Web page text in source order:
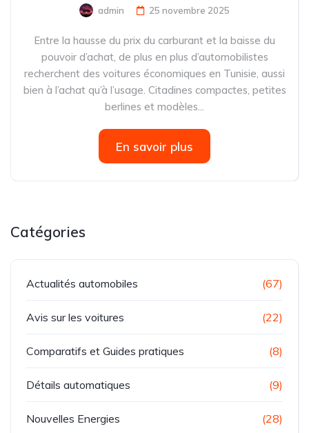
admin 25 novembre 2025
Entre la hausse du prix du carburant et la baisse du
pouvoir d’achat, de plus en plus d’automobilistes
recherchent des voitures économiques en Tunisie, aussi
bien à l’achat qu’à l’usage. Citadines compactes, petites
berlines et modèles...
En savoir plus
Catégories
Actualités automobiles (67)
Avis sur les voitures (22)
Comparatifs et Guides pratiques (8)
Détails automatiques (9)
Nouvelles Energies (28)